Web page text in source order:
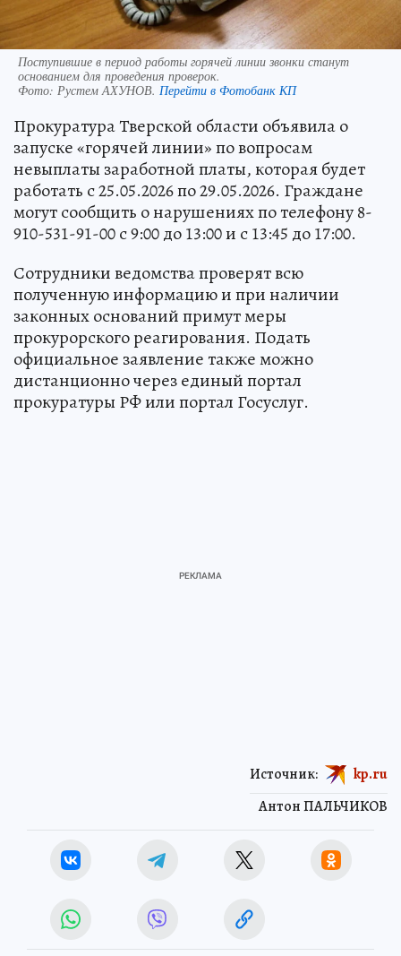
Поступившие в период работы горячей линии звонки станут
основанием для проведения проверок.
Фото: Рустем АХУНОВ. Перейти в Фотобанк КП
Прокуратура Тверской области объявила о
запуске «горячей линии» по вопросам
невыплаты заработной платы, которая будет
работать с 25.05.2026 по 29.05.2026. Граждане
могут сообщить о нарушениях по телефону 8-
910-531-91-00 с 9:00 до 13:00 и с 13:45 до 17:00.
Сотрудники ведомства проверят всю
полученную информацию и при наличии
законных оснований примут меры
прокурорского реагирования. Подать
официальное заявление также можно
дистанционно через единый портал
прокуратуры РФ или портал Госуслуг.
Антон ПАЛЬЧИКОВ
Источник: kp.ru